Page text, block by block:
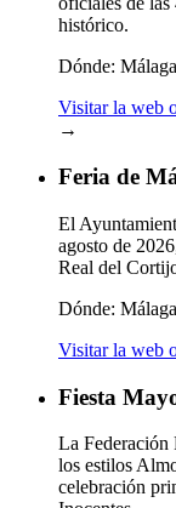
histórico.
Dónde:
Visitar la web
→
Feria de
El
agosto de
Real del
Dónde:
Visitar la web
Fiesta
La Federación
los estilos
celebración